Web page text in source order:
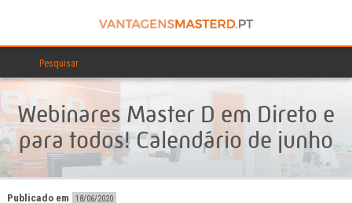
Webinares Master D em Direto e
para todos! Calendário de junho
Publicado em 18/06/2020